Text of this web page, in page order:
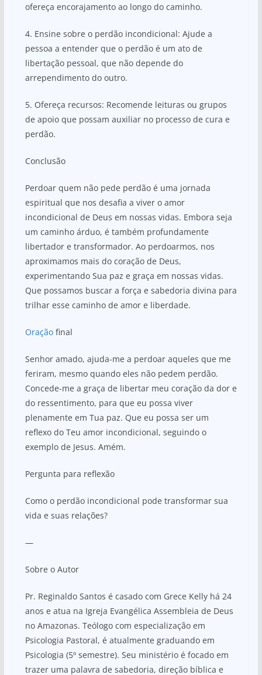
ofereça encorajamento ao longo do caminho.
4. Ensine sobre o perdão incondicional: Ajude a
pessoa a entender que o perdão é um ato de
libertação pessoal, que não depende do
arrependimento do outro.
5. Ofereça recursos: Recomende leituras ou grupos
de apoio que possam auxiliar no processo de cura e
perdão.
Conclusão
Perdoar quem não pede perdão é uma jornada
espiritual que nos desafia a viver o amor
incondicional de Deus em nossas vidas. Embora seja
um caminho árduo, é também profundamente
libertador e transformador. Ao perdoarmos, nos
aproximamos mais do coração de Deus,
experimentando Sua paz e graça em nossas vidas.
Que possamos buscar a força e sabedoria divina para
trilhar esse caminho de amor e liberdade.
Oraçãofinal
Senhor amado, ajuda-me a perdoar aqueles que me
feriram, mesmo quando eles não pedem perdão.
Concede-me a graça de libertar meu coração da dor e
do ressentimento, para que eu possa viver
plenamente em Tua paz. Que eu possa ser um
reflexo do Teu amor incondicional, seguindo o
exemplo de Jesus. Amém.
Pergunta para reflexão
Como o perdão incondicional pode transformar sua
vida e suas relações?
—
Sobre o Autor
Pr. Reginaldo Santos é casado com Grece Kelly há 24
anos e atua na Igreja Evangélica Assembleia de Deus
no Amazonas. Teólogo com especialização em
Psicologia Pastoral, é atualmente graduando em
Psicologia (5º semestre). Seu ministério é focado em
trazer uma palavra de sabedoria, direção bíblica e